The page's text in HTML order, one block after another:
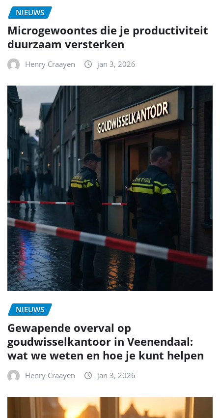
NIEUWS
Microgewoontes die je productiviteit
duurzaam versterken
Henry Craayen jan 3, 2026
NIEUWS
Gewapende overval op
goudwisselkantoor in Veenendaal:
wat we weten en hoe je kunt helpen
Henry Craayen jan 3, 2026